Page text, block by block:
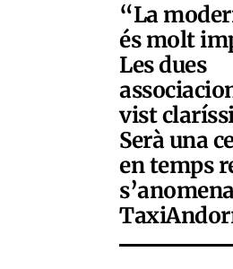
“La
és molt
Les dues
vist
Serà una
en temps